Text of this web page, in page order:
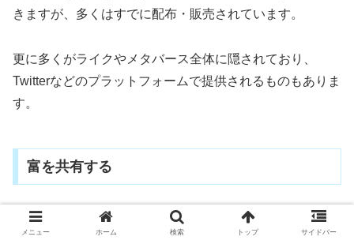
きますが、多くはすでに配布・販売されています。
更に多くがライクやメタバース全体に隠されており、
Twitterなどのプラットフォームで提供されるものもありま
す。
富を共有する
Glewmeでは、冒険に出かけ、お金がなくてもお金をかけ
メニュー ホーム 検索 トップ サイドバー